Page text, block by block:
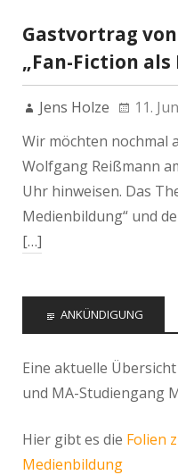
Gastvortrag
„Fan-Fiction
Jens Holze
11.
Wir möchten nochmal
Wolfgang Reißmann
Uhr hinweisen. Das
Medienbildung“ und
[…]
ANKÜNDIGUNG
Eine aktuelle
und MA-Studiengang
Hier gibt es die Folien
Medienbildung